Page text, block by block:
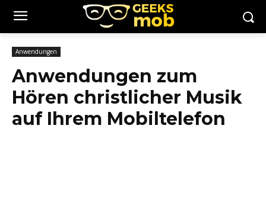
Anwendungen
Anwendungen zum
Hören christlicher Musik
auf Ihrem Mobiltelefon